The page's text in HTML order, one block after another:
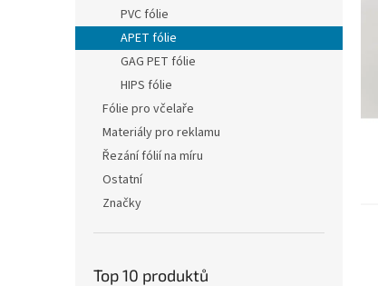
e
l
PVC fólie
APET fólie
GAG PET fólie
HIPS fólie
Fólie pro včelaře
Materiály pro reklamu
Řezání fólií na míru
Ostatní
Značky
Top 10 produktů